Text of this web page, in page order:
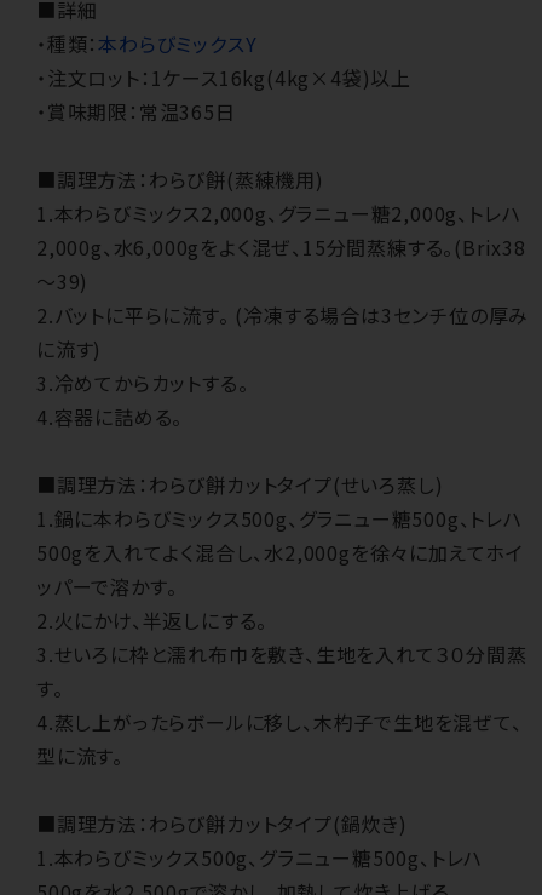
■詳細
・種類：本わらびミックスY
・注文ロット：1ケース16kg(4kg×4袋)以上
・賞味期限：常温365日
■調理方法：わらび餅(蒸練機用)
1.本わらびミックス2,000g、グラニュー糖2,000g、トレハ
2,000g、水6,000gをよく混ぜ、15分間蒸練する。(Brix38
～39)
2.バットに平らに流す。 (冷凍する場合は3センチ位の厚み
に流す)
3.冷めてからカットする。
4.容器に詰める。
■調理方法：わらび餅カットタイプ(せいろ蒸し)
1.鍋に本わらびミックス500g、グラニュー糖500g、トレハ
500gを入れてよく混合し、水2,000gを徐々に加えてホイ
ッパーで溶かす。
2.火にかけ、半返しにする。
3.せいろに枠と濡れ布巾を敷き、生地を入れて３０分間蒸
す。
4.蒸し上がったらボールに移し、木杓子で生地を混ぜて、
型に流す。
■調理方法：わらび餅カットタイプ(鍋炊き)
1.本わらびミックス500g、グラニュー糖500g、トレハ